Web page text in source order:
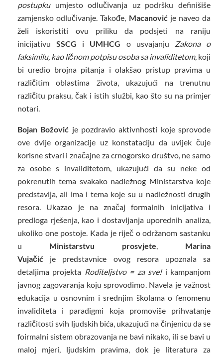
postupkuumjesto odlučivanja uz podršku definišiše
zamjensko odlučivanje. Takođe, Macanovićje naveo da
želi iskoristiti ovu priliku da podsjeti na raniju
inicijativuSSCG i UMHCG o usvajanju Zakona o
faksimilu, kao ličnom potpisu osoba sa invaliditetom, koji
bi uredio brojna pitanja i olakšao pristup pravima u
različitim oblastima života, ukazujući na trenutnu
različitu praksu, čak i istih službi, kao što su na primjer
notari.
Bojan Božović je pozdravio aktivnhosti koje sprovode
ove dvije organizacije uz konstataciju da uvijek čuje
korisne stvari i značajne za crnogorsko društvo, ne samo
za osobe s invaliditetom, ukazujući da su neke od
pokrenutih tema svakako nadležnog Ministarstva koje
predstavlja, ali ima i tema koje su u nadležnosti drugih
resora. Ukazao je na značaj formalnih inicijativa i
predloga rješenja, kao i dostavljanja uporednih analiza,
ukoliko one postoje. Kada je riječ o održanom sastanku
u Ministarstvu prosvjete, Marina
Vujačić je predstavnice ovog resora upoznala sa
detaljima projekta Roditeljstvo = za sve! i kampanjom
javnog zagovaranja koju sprovodimo. Navela je važnost
edukacija u osnovnim i srednjim školama o fenomenu
invaliditeta i paradigmi koja promoviše prihvatanje
različitosti svih ljudskih bića, ukazujući na činjenicu da se
foirmalni sistem obrazovanja ne bavi nikako, ili se bavi u
maloj mjeri, ljudskim pravima, dok je literatura za